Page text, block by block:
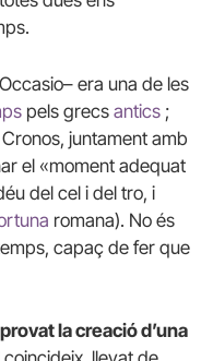
era una de les
pels grecs antics ;
juntament amb
el «moment adequat
del cel i del tro, i
romana). No és
capaç de fer que
la creació d’una